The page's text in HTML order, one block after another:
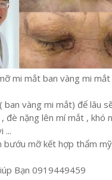
mi mắt ban vàng mi mắt
ban vàng mi mắt) để lâu
đè nặng lên mí mắt , khó
...
bướu mỡ kết hợp thẩm
Bạn 0919449459